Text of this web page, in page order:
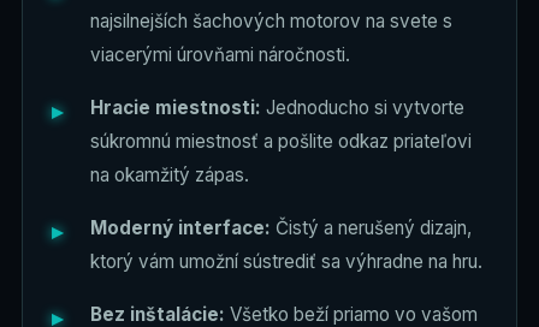
najsilnejších šachových motorov na svete s
viacerými úrovňami náročnosti.
Hracie miestnosti: Jednoducho si vytvorte
súkromnú miestnosť a pošlite odkaz priateľovi
na okamžitý zápas.
Moderný interface: Čistý a nerušený dizajn,
ktorý vám umožní sústrediť sa výhradne na hru.
Bez inštalácie: Všetko beží priamo vo vašom